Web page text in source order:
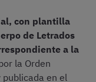
con plantilla
de Letrados
a la
la Orden
en el